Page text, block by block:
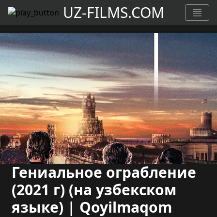
UZ-FILMS.COM
Гениальное ограбление
(2021 г) (на узбекском
языке) | Qoyilmaqom